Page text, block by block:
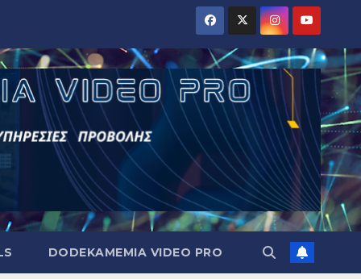
DODEKAMEMIA VIDEO PRO